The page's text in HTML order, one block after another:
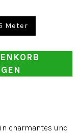
Meter
charmantes und